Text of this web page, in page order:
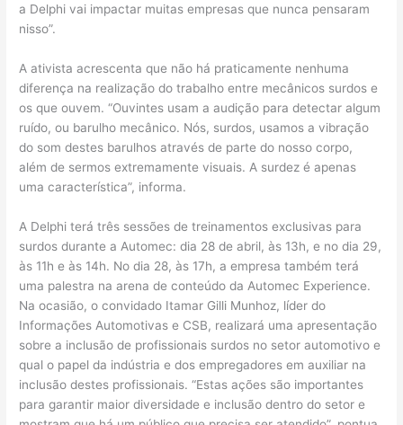
a Delphi vai impactar muitas empresas que nunca pensaram
nisso”.
A ativista acrescenta que não há praticamente nenhuma
diferença na realização do trabalho entre mecânicos surdos e
os que ouvem. “Ouvintes usam a audição para detectar algum
ruído, ou barulho mecânico. Nós, surdos, usamos a vibração
do som destes barulhos através de parte do nosso corpo,
além de sermos extremamente visuais. A surdez é apenas
uma característica”, informa.
A Delphi terá três sessões de treinamentos exclusivas para
surdos durante a Automec: dia 28 de abril, às 13h, e no dia 29,
às 11h e às 14h. No dia 28, às 17h, a empresa também terá
uma palestra na arena de conteúdo da Automec Experience.
Na ocasião, o convidado Itamar Gilli Munhoz, líder do
Informações Automotivas e CSB, realizará uma apresentação
sobre a inclusão de profissionais surdos no setor automotivo e
qual o papel da indústria e dos empregadores em auxiliar na
inclusão destes profissionais. “Estas ações são importantes
para garantir maior diversidade e inclusão dentro do setor e